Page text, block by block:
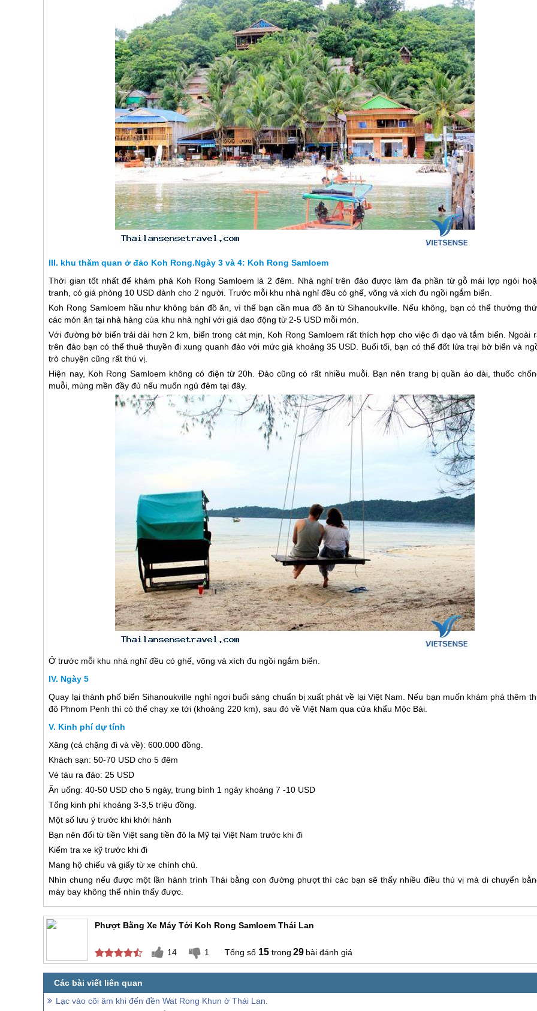
khu thăm quan ở đảo Koh Rong.Ngày 3 và 4: Koh Rong Samloem
Thời gian tốt nhất để khám phá Koh Rong Samloem là 2 đêm. Nhà nghỉ trên đảo được làm đa phần từ gỗ mái lợp ngói
tranh, có giá phòng 10 USD dành cho 2 người. Trước mỗi khu nhà nghỉ đều có ghế, võng và xích đu ngồi ngắm biển.
Koh Rong Samloem hầu như không bán đồ ăn, vì thế bạn cần mua đồ ăn từ Sihanoukville. Nếu không, bạn có thể thưởng
các món ăn tại nhà hàng của khu nhà nghỉ với giá dao động từ 2-5 USD mỗi món.
Với đường bờ biển trải dài hơn 2 km, biển trong cát mịn, Koh Rong Samloem rất thích hợp cho việc đi dạo và tắm biển. Ngoài
trên đảo bạn có thể thuê thuyền đi xung quanh đảo với mức giá khoảng 35 USD. Buổi tối, bạn có thể đốt lửa trại bờ biển và
trò chuyện cũng rất thú vị.
Hiện nay, Koh Rong Samloem không có điện từ 20h. Đảo cũng có rất nhiều muỗi. Bạn nên trang bị quần áo dài, thuốc
muỗi, mùng mền đầy đủ nếu muốn ngủ đêm tại đây.
Ở trước mỗi khu nhà nghĩ đều có ghế, võng và xích đu ngồi ngắm biển.
Ngày 5
Quay lại thành phố biển Sihanoukville nghỉ ngơi buổi sáng chuẩn bị xuất phát về lại Việt Nam. Nếu bạn muốn khám phá thêm
đô Phnom Penh thì có thể chạy xe tới (khoảng 220 km), sau đó về Việt Nam qua cửa khẩu Mộc Bài.
Kinh phí dự tính
Xăng (cả chặng đi và về): 600.000 đồng.
Khách sạn: 50-70 USD cho 5 đêm
Vé tàu ra đảo: 25 USD
Ăn uống: 40-50 USD cho 5 ngày, trung bình 1 ngày khoảng 7 -10 USD
Tổng kinh phí khoảng 3-3,5 triệu đồng.
Một số lưu ý trước khi khởi hành
Bạn nên đổi từ tiền Việt sang tiền đô la Mỹ tại Việt Nam trước khi đi
Kiểm tra xe kỹ trước khi đi
Mang hộ chiếu và giấy từ xe chính chủ.
Nhìn chung nếu được một lần hành trình Thái bằng con đường phượt thì các bạn sẽ thấy nhiều điều thú vị mà di chuyển
máy bay không thể nhìn thấy được.
Phượt Bằng Xe Máy Tới Koh Rong Samloem Thái Lan
14 1 15 29 bài đánh giá
Lạc vào cõi âm khi đến đền Wat Rong Khun ở Thái Lan.